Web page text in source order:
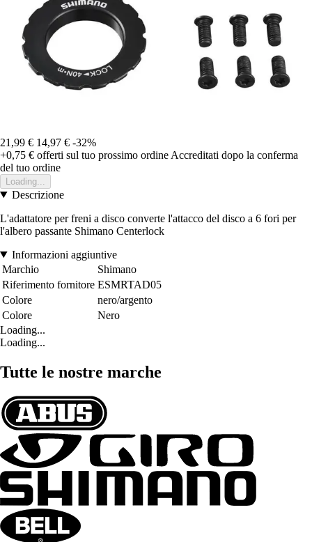
21,99 € 14,97 € -32%
+0,75 € offerti sul tuo prossimo ordine Accreditati dopo la conferma
del tuo ordine
Loading...
Descrizione
L'adattatore per freni a disco converte l'attacco del disco a 6 fori per
l'albero passante Shimano Centerlock
Informazioni aggiuntive
Marchio
Shimano
Riferimento fornitore ESMRTAD05
Colore
nero/argento
Colore
Nero
Loading...
Loading...
Tutte le nostre marche